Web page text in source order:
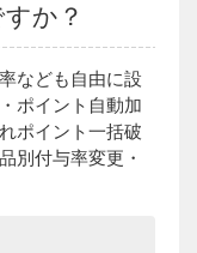
か？
なども自由に設
ポイント自動加
ポイント一括破
別付与率変更・